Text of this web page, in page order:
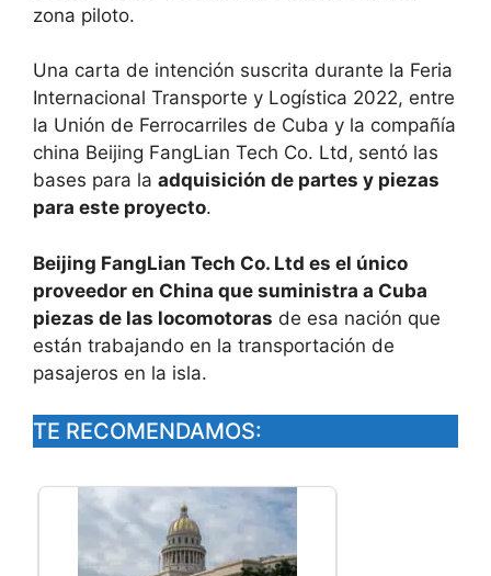
zona piloto.
Una carta de intención suscrita durante la Feria
Internacional Transporte y Logística 2022, entre
la Unión de Ferrocarriles de Cuba y la compañía
china Beijing FangLian Tech Co. Ltd, sentó las
bases para la adquisición de partes y piezas
para este proyecto.
Beijing FangLian Tech Co. Ltd es el único
proveedor en China que suministra a Cuba
piezas de las locomotoras de esa nación que
están trabajando en la transportación de
pasajeros en la isla.
TE RECOMENDAMOS: